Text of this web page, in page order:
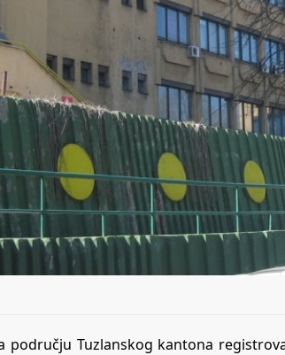
području Tuzlanskog kantona